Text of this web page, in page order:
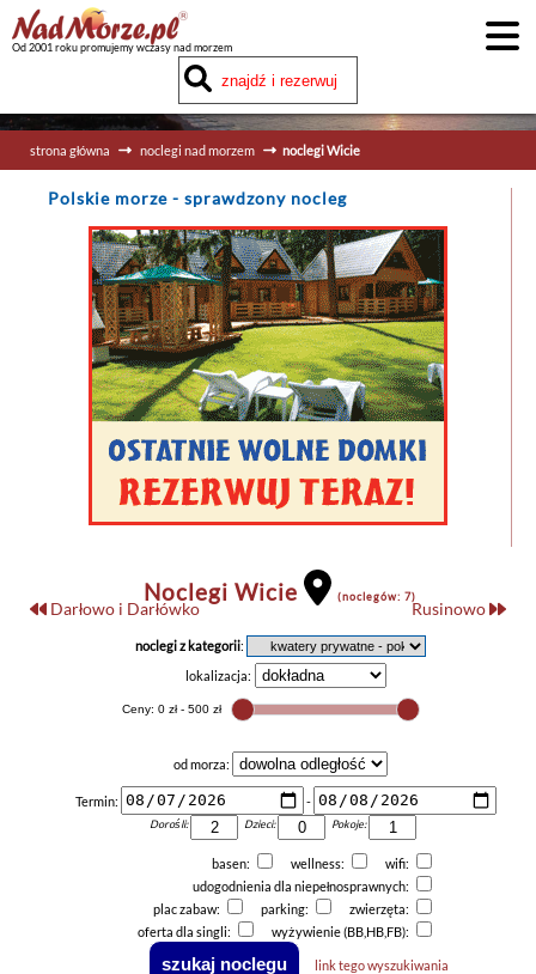
Od 2001 roku promujemy wczasy nad morzem
strona główna noclegi nad morzem noclegi Wicie
Polskie morze - sprawdzony nocleg
Noclegi Wicie (noclegów: 7)
Darłowo i Darłówko Rusinowo
noclegi z kategorii:
lokalizacja:
od morza:
Termin: -
Dorośli: Dzieci: Pokoje:
basen: wellness:
wifi:
udogodnienia dla niepełnosprawnych:
plac zabaw:
parking:
zwierzęta:
oferta dla singli:
wyżywienie (BB,HB,FB):
link tego wyszukiwania